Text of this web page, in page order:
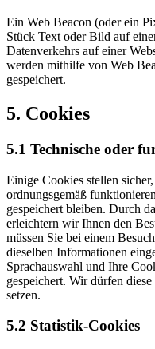
Ein Web Beacon (oder ein
Stück Text oder Bild auf
Datenverkehrs auf einer
werden mithilfe von Web
gespeichert.
5. Cookies
5.1 Technische oder
Einige Cookies stellen
ordnungsgemäß
gespeichert bleiben. Durch
erleichtern wir Ihnen den
müssen Sie bei einem
dieselben Informationen
Sprachauswahl und Ihre
gespeichert. Wir dürfen
setzen.
5.2 Statistik-Cookies